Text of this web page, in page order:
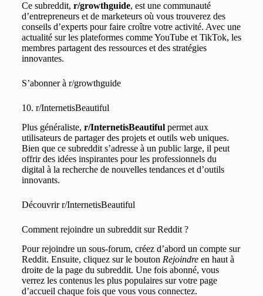
Ce subreddit, r/growthguide, est une communauté
d’entrepreneurs et de marketeurs où vous trouverez des
conseils d’experts pour faire croître votre activité. Avec une
actualité sur les plateformes comme YouTube et TikTok, les
membres partagent des ressources et des stratégies
innovantes.
S’abonner à r/growthguide
10. r/InternetisBeautiful
Plus généraliste, r/InternetisBeautifulpermet aux
utilisateurs de partager des projets et outils web uniques.
Bien que ce subreddit s’adresse à un public large, il peut
offrir des idées inspirantes pour les professionnels du
digital à la recherche de nouvelles tendances et d’outils
innovants.
Découvrirr/InternetisBeautiful
Comment rejoindre un subreddit sur Reddit ?
Pour rejoindre un sous-forum, créez d’abord un compte sur
Reddit. Ensuite, cliquez sur le bouton Rejoindreen haut à
droite de la page du subreddit. Une fois abonné, vous
verrez les contenus les plus populaires sur votre page
d’accueil chaque fois que vous vous connectez.